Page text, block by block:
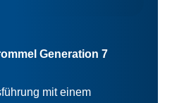
Generation 7
mit einem